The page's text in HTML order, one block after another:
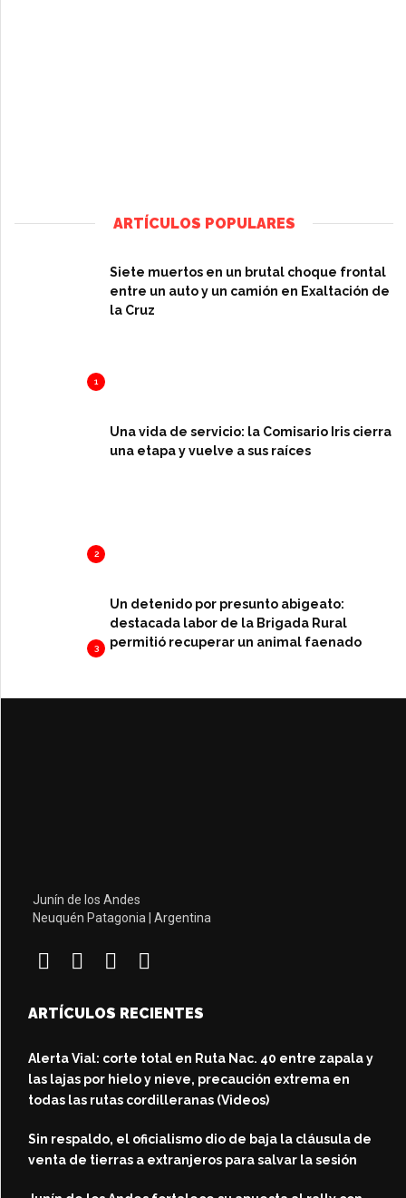
ARTÍCULOS POPULARES
1
Siete muertos en un brutal choque frontal
entre un auto y un camión en Exaltación de
la Cruz
2
Una vida de servicio: la Comisario Iris cierra
una etapa y vuelve a sus raíces
3
Un detenido por presunto abigeato:
destacada labor de la Brigada Rural
permitió recuperar un animal faenado
Junín de los Andes
Neuquén Patagonia | Argentina
ARTÍCULOS RECIENTES
Alerta Vial: corte total en Ruta Nac. 40 entre zapala y
las lajas por hielo y nieve, precaución extrema en
todas las rutas cordilleranas (Videos)
Sin respaldo, el oficialismo dio de baja la cláusula de
venta de tierras a extranjeros para salvar la sesión